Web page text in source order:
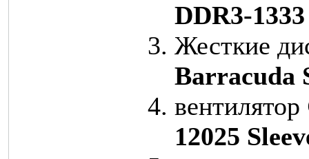
DDR3-
Жесткие
Barracuda
вентилятор
12025